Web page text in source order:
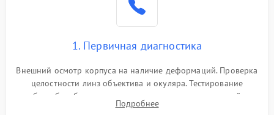
1. Первичная диагностика
Внешний осмотр корпуса на наличие деформаций. Проверка
целостности линз объектива и окуляра. Тестирование
работы барабанчиков ввода поправок, кольца отстройки
параллакса и зума. Выявление сколов, внутренних
Подробнее